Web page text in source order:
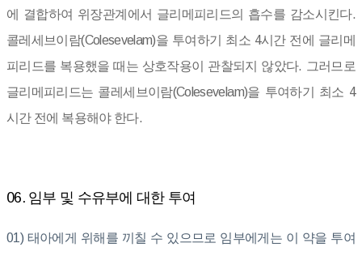
에 결합하여 위장관계에서 글리메피리드의 흡수를 감소시킨다.
콜레세브이람(Colesevelam)을 투여하기 최소 4시간 전에 글리메
피리드를 복용했을 때는 상호작용이 관찰되지 않았다. 그러므로
글리메피리드는 콜레세브이람(Colesevelam)을 투여하기 최소 4
시간 전에 복용해야 한다.
06. 임부 및 수유부에 대한 투여
01) 태아에게 위해를 끼칠 수 있으므로 임부에게는 이 약을 투여